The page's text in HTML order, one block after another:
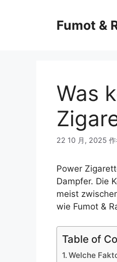
Fumot &
Was
22 10 月, 2025
Power
Dampfer. Die
meist
wie Fumot &
Table of
Welche